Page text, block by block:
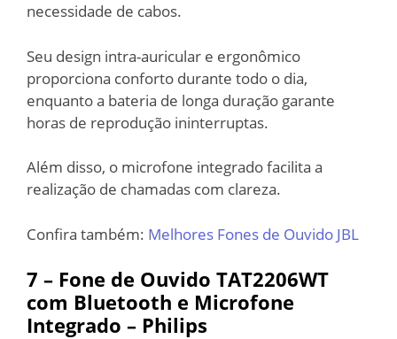
necessidade de cabos.
Seu design intra-auricular e ergonômico
proporciona conforto durante todo o dia,
enquanto a bateria de longa duração garante
horas de reprodução ininterruptas.
Além disso, o microfone integrado facilita a
realização de chamadas com clareza.
Confira também: Melhores Fones de Ouvido JBL
7 – Fone de Ouvido TAT2206WT
com Bluetooth e Microfone
Integrado – Philips